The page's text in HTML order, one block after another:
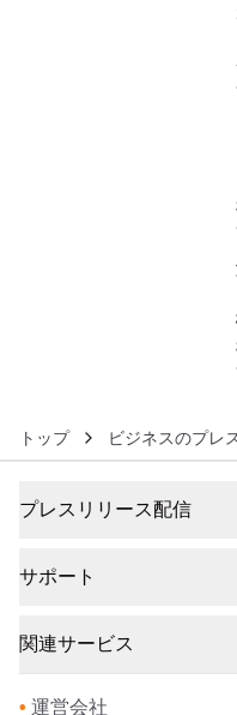
トップ ビジネスのプレ
プレスリリース配信
サポート
関連サービス
• 運営会社